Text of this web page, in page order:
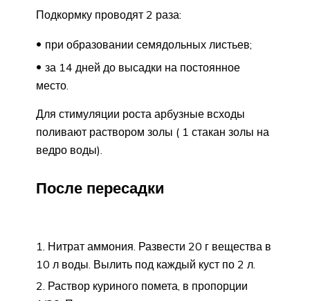
Подкормку проводят 2 раза:
при образовании семядольных листьев;
за 14 дней до высадки на постоянное
место.
Для стимуляции роста арбузные всходы
поливают раствором золы ( 1 стакан золы на
ведро воды).
После пересадки
Нитрат аммония. Развести 20 г вещества в
10 л воды. Вылить под каждый куст по 2 л.
Раствор куриного помета, в пропорции